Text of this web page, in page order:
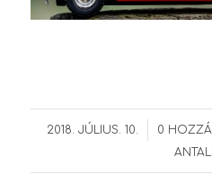
2018. JÚLIUS. 10.
/ 0